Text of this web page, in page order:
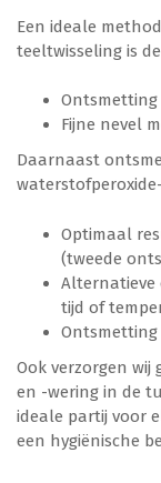
Agrarisch
Agrarisch
Inschrijven IPM KBA
Een ideale
teeltwisseling is
Fijne nevel
Daarnaast
Optimaal
(tweede
Alternatieve
tijd of
Ontsmetting
Ook verzorgen wij
en -wering in de
ideale partij voor
een hygiënische